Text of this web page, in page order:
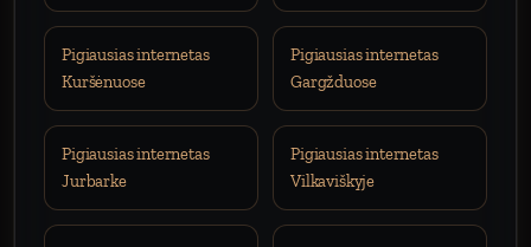
Pigiausias internetas
Kuršėnuose
Pigiausias internetas
Gargžduose
Pigiausias internetas
Jurbarke
Pigiausias internetas
Vilkaviškyje